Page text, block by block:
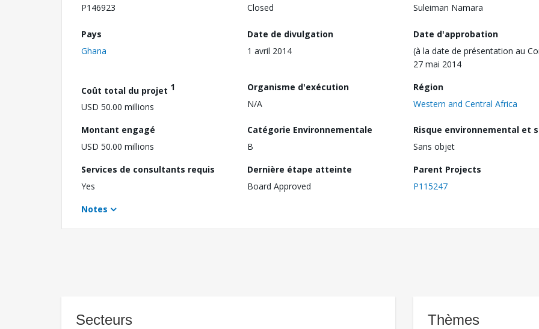
P146923
Closed
Suleiman Namara
Pays
Ghana
Date de divulgation
1 avril 2014
Date d'approbation
(à la date de présentation au
27 mai 2014
Coût total du projet 1
USD 50.00 millions
Organisme d'exécution
N/A
Région
Western and Central Africa
Montant engagé
USD 50.00 millions
Catégorie Environnementale
B
Risque environnemental et
Sans objet
Services de consultants requis
Yes
Dernière étape atteinte
Board Approved
Parent Projects
P115247
Notes
Secteurs Thèmes